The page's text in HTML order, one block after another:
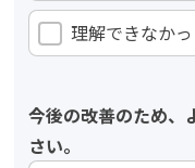
理解できなか
今後の改善のため、
さい。